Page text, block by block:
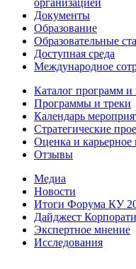
организацией
Документы
Образование
Образовательные
Доступная среда
Международное
Каталог программ и
Программы и треки
Календарь
Стратегические
Оценка и карьерное
Отзывы
Медиа
Новости
Итоги Форума КУ
Дайджест
Экспертное мнение
Исследования